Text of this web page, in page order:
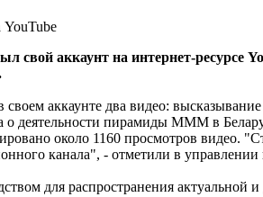
свой аккаунт на интернет-ресурсе
аккаунте два видео: высказывание
о деятельности пирамиды МММ в
около 1160 просмотров видео.
канала", - отметили в
для распространения